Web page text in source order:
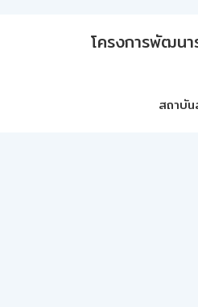
โครงการพัฒนา
สถาบั